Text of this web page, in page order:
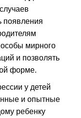
появления
мирного
и позволять
форме.
у детей
и опытные
ребенку